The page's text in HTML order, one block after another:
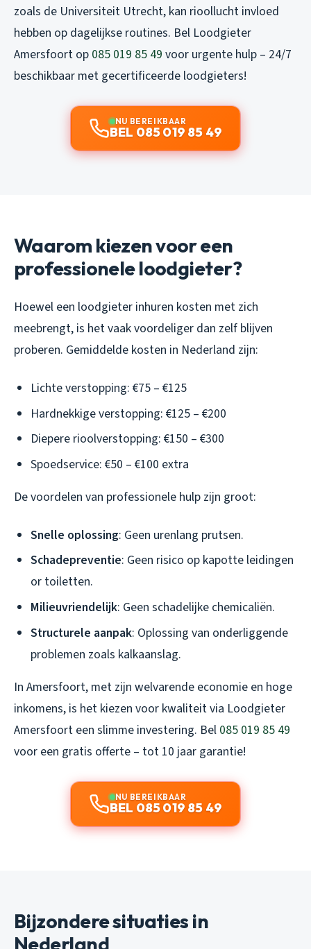
zoals de Universiteit Utrecht, kan rioollucht invloed
hebben op dagelijkse routines. Bel Loodgieter
Amersfoort op 085 019 85 49 voor urgente hulp – 24/7
beschikbaar met gecertificeerde loodgieters!
NU BEREIKBAAR
BEL 085 019 85 49
Waarom kiezen voor een
professionele loodgieter?
Hoewel een loodgieter inhuren kosten met zich
meebrengt, is het vaak voordeliger dan zelf blijven
proberen. Gemiddelde kosten in Nederland zijn:
Lichte verstopping: €75 – €125
Hardnekkige verstopping: €125 – €200
Diepere rioolverstopping: €150 – €300
Spoedservice: €50 – €100 extra
De voordelen van professionele hulp zijn groot:
Snelle oplossing: Geen urenlang prutsen.
Schadepreventie: Geen risico op kapotte leidingen
or toiletten.
Milieuvriendelijk: Geen schadelijke chemicaliën.
Structurele aanpak: Oplossing van onderliggende
problemen zoals kalkaanslag.
In Amersfoort, met zijn welvarende economie en hoge
inkomens, is het kiezen voor kwaliteit via Loodgieter
Amersfoort een slimme investering. Bel 085 019 85 49
voor een gratis offerte – tot 10 jaar garantie!
NU BEREIKBAAR
BEL 085 019 85 49
Bijzondere situaties in
Nederland